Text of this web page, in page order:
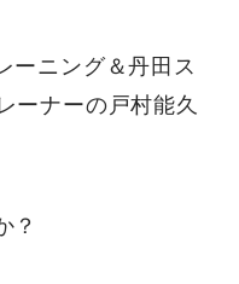
ーニング＆丹田ス
ーナーの戸村能久
？